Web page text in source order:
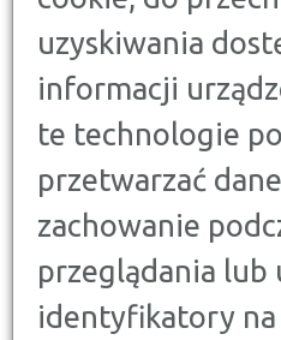
uzyskiwania
informacji
te technologie
przetwarzać
zachowanie
przeglądania lub
identyfikatory
FINANSE A MOTORYZACJA
KREDYT
WARTO O NIM
26 KWIETNIA 2018
Często, decydując się na
jesteśmy zmuszeni
kredytu. Istnieje kilka
takiego zakupu, jednak
najkorzystniejszą z nich
celowego kredytu